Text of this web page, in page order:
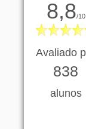
8,8/10
Avaliado
838
alunos